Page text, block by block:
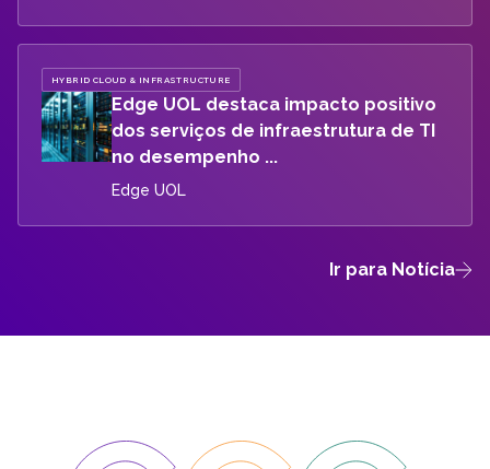
HYBRID CLOUD & INFRASTRUCTURE
Edge UOL destaca impacto positivo
dos serviços de infraestrutura de TI
no desempenho ...
Edge UOL
Ir para Notícia